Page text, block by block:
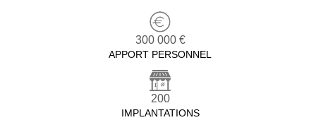
300 000 €
APPORT PERSONNEL
200
IMPLANTATIONS